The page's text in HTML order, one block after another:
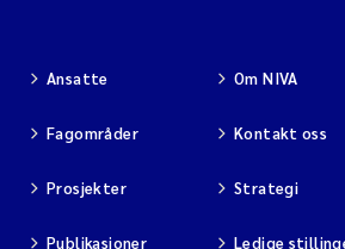
Ansatte
Fagområder
Prosjekter
Publikasjoner
Om NIVA
Kontakt oss
Strategi
Ledige